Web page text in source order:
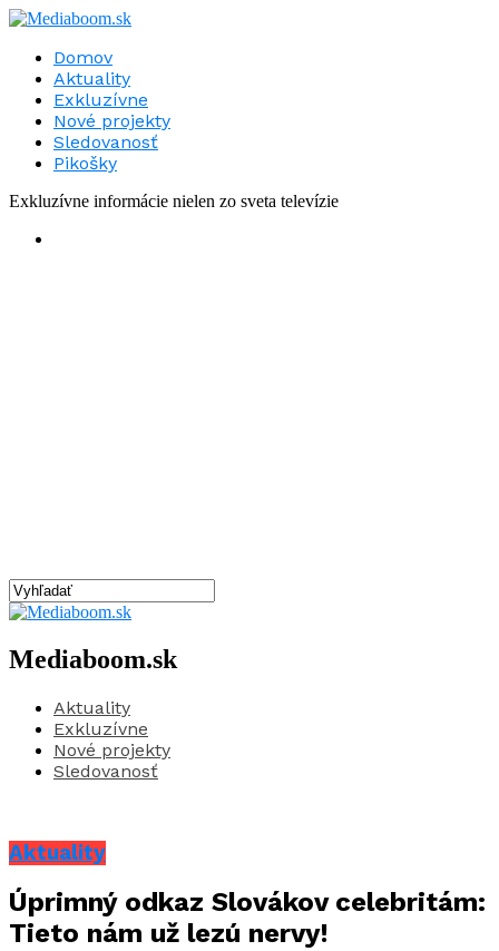
Domov
Aktuality
Exkluzívne
Nové projekty
Sledovanosť
Pikošky
Exkluzívne informácie nielen zo sveta televízie
Mediaboom.sk
Aktuality
Exkluzívne
Nové projekty
Sledovanosť
Aktuality
Úprimný odkaz Slovákov celebritám:
Tieto nám už lezú nervy!